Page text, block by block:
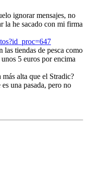
ignorar mensajes, no
la he sacado con mi firma
las tiendas de pesca como
5 euros por encima
alta que el Stradic?
una pasada, pero no